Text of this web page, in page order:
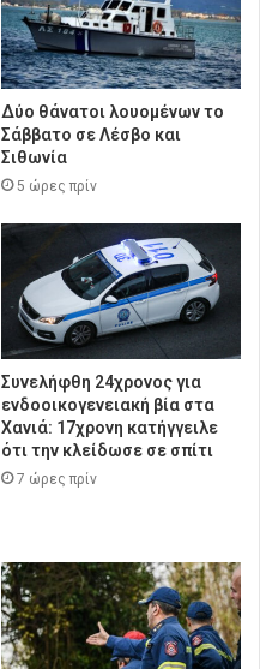
Δύο θάνατοι λουομένων το
Σάββατο σε Λέσβο και
Σιθωνία
5 ώρες πρίν
Συνελήφθη 24χρονος για
ενδοοικογενειακή βία στα
Χανιά: 17χρονη κατήγγειλε
ότι την κλείδωσε σε σπίτι
7 ώρες πρίν